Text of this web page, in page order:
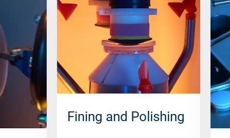
Fining and Polishing